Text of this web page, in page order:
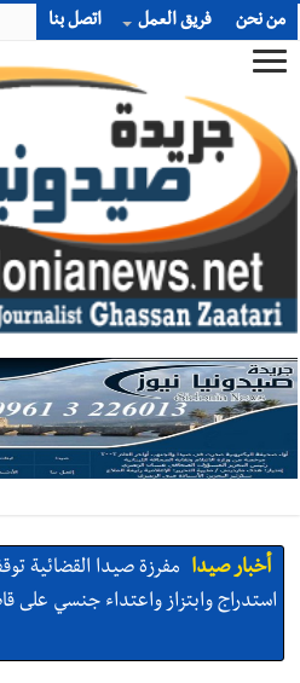
من نحن فريق العمل اتصل بنا
أخبار صيدا مرفأ صيدا.. إمكانيات
مأزوم!